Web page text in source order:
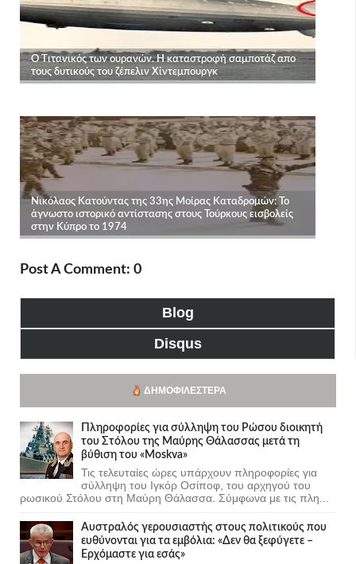
Post A Comment: 0
Blog
Disqus
ΔΗΜΟΦΙΛΈΣΤΕΡΑ
Πληροφορίες για σύλληψη του Ρώσου διοικητή
του Στόλου της Mαύρης Θάλασσας μετά τη
βύθιση του «Moskva»
Τις τελευταίες ώρες υπάρχουν πληροφορίες για
σύλληψη του Ιγκόρ Οσίποφ, του αρχηγού του
ρωσικού Στόλου στη Μαύρη Θάλασσα. Σύμφωνα με τις πλη...
Αυστραλός γερουσιαστής στους πολιτικούς που
ευθύνονται για τα εμβόλια: «Δεν θα ξεφύγετε –
Ερχόμαστε για εσάς»